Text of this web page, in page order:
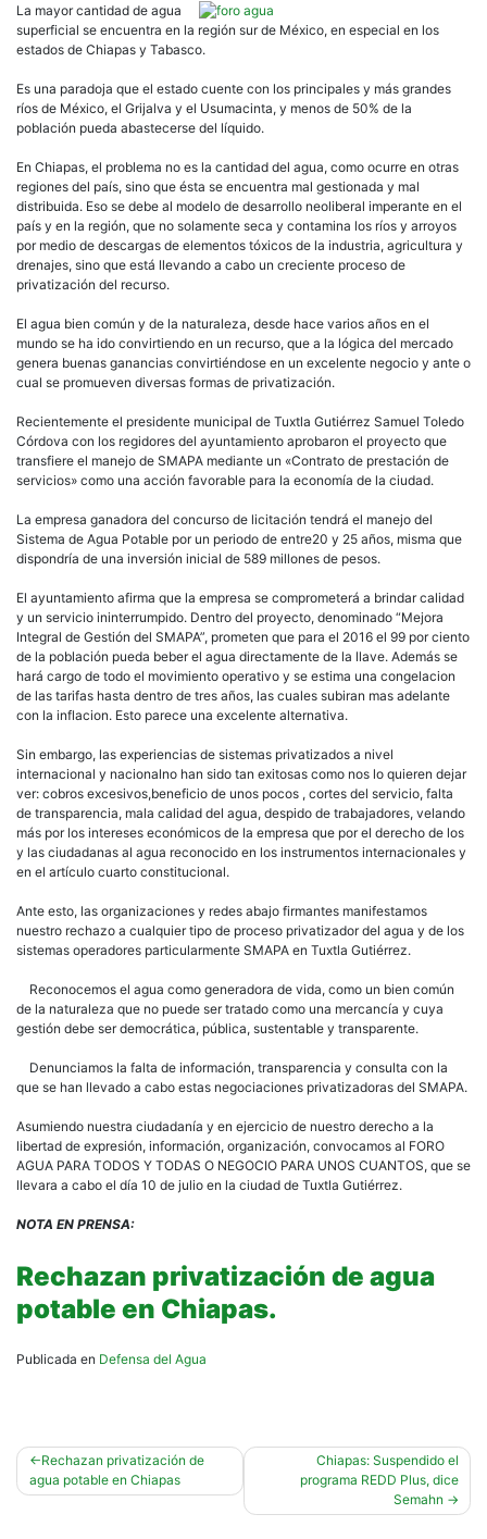
La mayor cantidad de agua
superficial se encuentra en la región sur de México, en especial en los
estados de Chiapas y Tabasco.
Es una paradoja que el estado cuente con los principales y más grandes
ríos de México, el Grijalva y el Usumacinta, y menos de 50% de la
población pueda abastecerse del líquido.
En Chiapas, el problema no es la cantidad del agua, como ocurre en otras
regiones del país, sino que ésta se encuentra mal gestionada y mal
distribuida. Eso se debe al modelo de desarrollo neoliberal imperante en el
país y en la región, que no solamente seca y contamina los ríos y arroyos
por medio de descargas de elementos tóxicos de la industria, agricultura y
drenajes, sino que está llevando a cabo un creciente proceso de
privatización del recurso.
El agua bien común y de la naturaleza, desde hace varios años en el
mundo se ha ido convirtiendo en un recurso, que a la lógica del mercado
genera buenas ganancias convirtiéndose en un excelente negocio y ante o
cual se promueven diversas formas de privatización.
Recientemente el presidente municipal de Tuxtla Gutiérrez Samuel Toledo
Córdova con los regidores del ayuntamiento aprobaron el proyecto que
transfiere el manejo de SMAPA mediante un «Contrato de prestación de
servicios» como una acción favorable para la economía de la ciudad.
La empresa ganadora del concurso de licitación tendrá el manejo del
Sistema de Agua Potable por un periodo de entre20 y 25 años, misma que
dispondría de una inversión inicial de 589 millones de pesos.
El ayuntamiento afirma que la empresa se comprometerá a brindar calidad
y un servicio ininterrumpido. Dentro del proyecto, denominado “Mejora
Integral de Gestión del SMAPA”, prometen que para el 2016 el 99 por ciento
de la población pueda beber el agua directamente de la llave. Además se
hará cargo de todo el movimiento operativo y se estima una congelacion
de las tarifas hasta dentro de tres años, las cuales subiran mas adelante
con la inflacion. Esto parece una excelente alternativa.
Sin embargo, las experiencias de sistemas privatizados a nivel
internacional y nacionalno han sido tan exitosas como nos lo quieren dejar
ver: cobros excesivos,beneficio de unos pocos , cortes del servicio, falta
de transparencia, mala calidad del agua, despido de trabajadores, velando
más por los intereses económicos de la empresa que por el derecho de los
y las ciudadanas al agua reconocido en los instrumentos internacionales y
en el artículo cuarto constitucional.
Ante esto, las organizaciones y redes abajo firmantes manifestamos
nuestro rechazo a cualquier tipo de proceso privatizador del agua y de los
sistemas operadores particularmente SMAPA en Tuxtla Gutiérrez.
Reconocemos el agua como generadora de vida, como un bien común
de la naturaleza que no puede ser tratado como una mercancía y cuya
gestión debe ser democrática, pública, sustentable y transparente.
Denunciamos la falta de información, transparencia y consulta con la
que se han llevado a cabo estas negociaciones privatizadoras del SMAPA.
Asumiendo nuestra ciudadanía y en ejercicio de nuestro derecho a la
libertad de expresión, información, organización, convocamos al FORO
AGUA PARA TODOS Y TODAS O NEGOCIO PARA UNOS CUANTOS, que se
llevara a cabo el día 10 de julio en la ciudad de Tuxtla Gutiérrez.
NOTA EN PRENSA:
Rechazan privatización de agua
potable en Chiapas.
Publicada en Defensa del Agua
Navegación
de
Rechazan privatización de
agua potable en Chiapas
Chiapas: Suspendido el
programa REDD Plus, dice
Semahn